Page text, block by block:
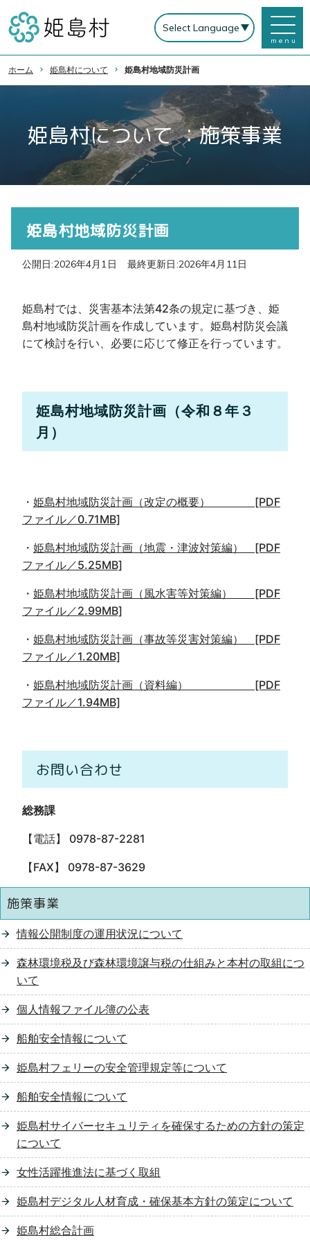
menu
ホーム 姫島村について 姫島村地域防災計画
姫島村について ：施策事業
姫島村地域防災計画
公開日:2026年4月1日 最終更新日:2026年4月11日
姫島村では、災害基本法第42条の規定に基づき、姫
島村地域防災計画を作成しています。姫島村防災会議
にて検討を行い、必要に応じて修正を行っています。
姫島村地域防災計画（令和８年３
月）
・ 姫島村地域防災計画（改定の概要） [PDF
ファイル／0.71MB]
・ 姫島村地域防災計画（地震・津波対策編） [PDF
ファイル／5.25MB]
・ 姫島村地域防災計画（風水害等対策編） [PDF
ファイル／2.99MB]
・ 姫島村地域防災計画（事故等災害対策編） [PDF
ファイル／1.20MB]
・ 姫島村地域防災計画（資料編） [PDF
ファイル／1.94MB]
お問い合わせ
総務課
【電話】 0978-87-2281
【FAX】 0978-87-3629
施策事業
情報公開制度の運用状況について
森林環境税及び森林環境譲与税の仕組みと本村の取組につ
いて
個人情報ファイル簿の公表
船舶安全情報について
姫島村フェリーの安全管理規定等について
船舶安全情報について
姫島村サイバーセキュリティを確保するための方針の策定
について
女性活躍推進法に基づく取組
姫島村デジタル人材育成・確保基本方針の策定について
姫島村総合計画